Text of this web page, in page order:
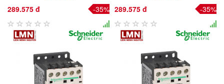
289.575 đ -35% 289.575 đ -35%